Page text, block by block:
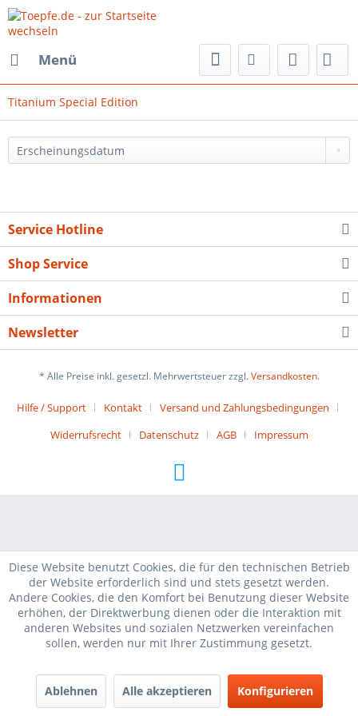
Menü
Titanium Special Edition
Service Hotline
Shop Service
Informationen
Newsletter
* Alle Preise inkl. gesetzl. Mehrwertsteuer zzgl.Versandkosten.
Hilfe / Support Kontakt
Versand und Zahlungsbedingungen
Widerrufsrecht
Datenschutz AGB Impressum
Diese Website benutzt Cookies, die für den technischen Betrieb
der Website erforderlich sind und stets gesetzt werden.
Andere Cookies, die den Komfort bei Benutzung dieser Website
erhöhen, der Direktwerbung dienen oder die Interaktion mit
anderen Websites und sozialen Netzwerken vereinfachen
sollen, werden nur mit Ihrer Zustimmung gesetzt.
Ablehnen Alle akzeptieren Konfigurieren